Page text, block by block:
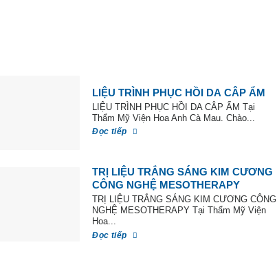
LIỆU TRÌNH PHỤC HỒI DA CÂP ẨM
LIỆU TRÌNH PHỤC HỒI DA CÂP ẨM Tại
Thẩm Mỹ Viện Hoa Anh Cà Mau. Chào...
Đọc tiếp
TRỊ LIỆU TRẮNG SÁNG KIM CƯƠNG
CÔNG NGHỆ MESOTHERAPY
TRỊ LIỆU TRẮNG SÁNG KIM CƯƠNG CÔNG
NGHỆ MESOTHERAPY Tại Thẩm Mỹ Viện
Hoa...
Đọc tiếp